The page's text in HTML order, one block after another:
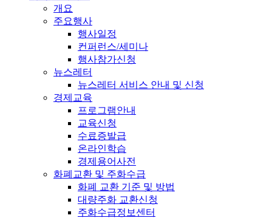
개요
주요행사
행사일정
컨퍼런스/세미나
행사참가신청
뉴스레터
뉴스레터 서비스 안내 및 신청
경제교육
프로그램안내
교육신청
수료증발급
온라인학습
경제용어사전
화폐교환 및 주화수급
화폐 교환 기준 및 방법
대량주화 교환신청
주화수급정보센터